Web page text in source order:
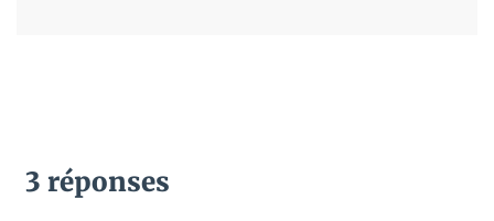
3 réponses